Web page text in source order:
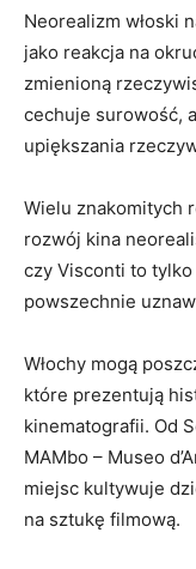
Neorealizm ​włoski
⁢jako ⁢reakcja na
zmienioną⁣
cechuje surowość,
upiększania
Wielu znakomitych
rozwój ‍kina
czy ​Visconti to tylko
⁢powszechnie
Włochy mogą‌
które ​prezentują
kinematografii. Od
MAMbo – Museo⁤
miejsc kultywuje
na sztukę filmową.